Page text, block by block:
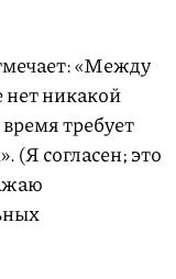
«Между
никакой
требует
(Я согласен; это